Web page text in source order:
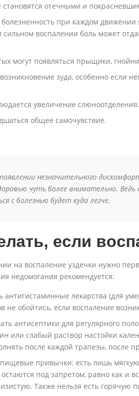
становятся отечными и
болезненность при каждом
воспалении боль может
могут появляться прыщики,
зуда, особенно если
увеличение слюноотделения.
общее самочувствие.
незначительного
чуть более внимательно.
с болезнью будет куда легче.
если
на воспаление уздечки нужно
недомогания рекомендуется:
антигистаминные лекарства (для
не обойтись, если воспаление
антисептики для регулярного
или слабый раствор настойки
после каждой трапезы, после
привычки: есть лишь
под запретом, равно как и
Также нельзя есть горячую